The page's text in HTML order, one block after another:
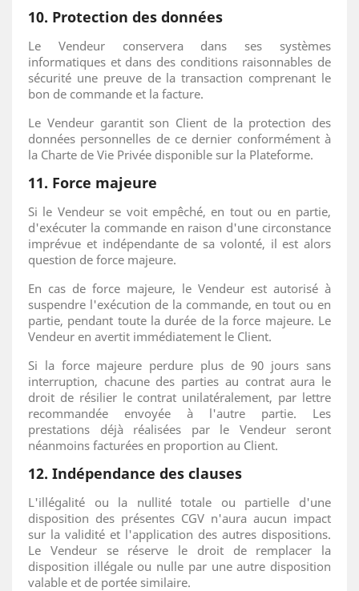
10. Protection des données
Le Vendeur conservera dans ses systèmes
informatiques et dans des conditions raisonnables de
sécurité une preuve de la transaction comprenant le
bon de commande et la facture.
Le Vendeur garantit son Client de la protection des
données personnelles de ce dernier conformément à
la Charte de Vie Privée disponible sur la Plateforme.
11. Force majeure
Si le Vendeur se voit empêché, en tout ou en partie,
d'exécuter la commande en raison d'une circonstance
imprévue et indépendante de sa volonté, il est alors
question de force majeure.
En cas de force majeure, le Vendeur est autorisé à
suspendre l'exécution de la commande, en tout ou en
partie, pendant toute la durée de la force majeure. Le
Vendeur en avertit immédiatement le Client.
Si la force majeure perdure plus de 90 jours sans
interruption, chacune des parties au contrat aura le
droit de résilier le contrat unilatéralement, par lettre
recommandée envoyée à l'autre partie. Les
prestations déjà réalisées par le Vendeur seront
néanmoins facturées en proportion au Client.
12. Indépendance des clauses
L'illégalité ou la nullité totale ou partielle d'une
disposition des présentes CGV n'aura aucun impact
sur la validité et l'application des autres dispositions.
Le Vendeur se réserve le droit de remplacer la
disposition illégale ou nulle par une autre disposition
valable et de portée similaire.